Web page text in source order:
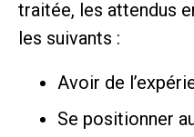
traitée, les attendus
les suivants :
Avoir de
Se positionner